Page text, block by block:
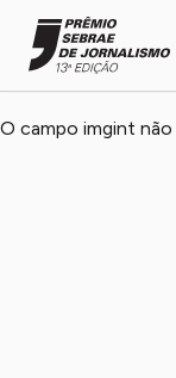
O campo imgint